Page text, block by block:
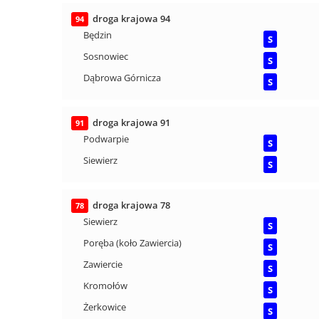
94
droga krajowa 94
Będzin
S
Sosnowiec
S
Dąbrowa Górnicza
S
91
droga krajowa 91
Podwarpie
S
Siewierz
S
78
droga krajowa 78
Siewierz
S
Poręba (koło Zawiercia)
S
Zawiercie
S
Kromołów
S
Żerkowice
S